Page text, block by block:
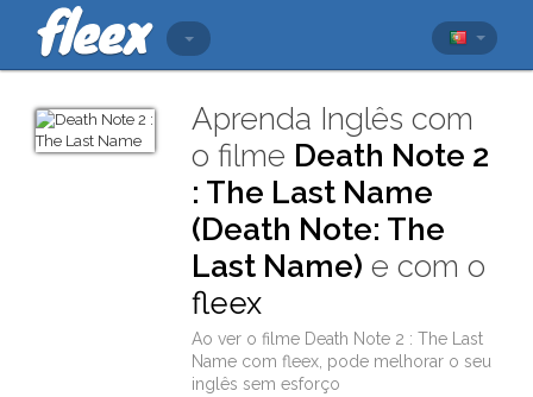
Aprenda Inglês com
o filme Death Note 2
: The Last Name
(Death Note: The
Last Name) e com o
fleex
Ao ver o filme Death Note 2 : The Last
Name comfleex , pode melhorar o seu
inglês sem esforço